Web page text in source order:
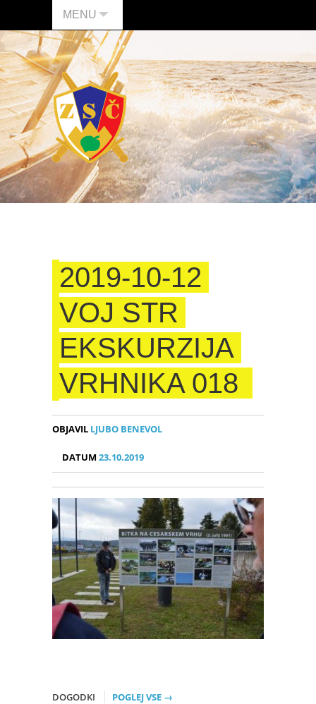
MENU
2019-10-12
VOJ STR
EKSKURZIJA
VRHNIKA 018
OBJAVIL LJUBO BENEVOL
DATUM23.10.2019
DOGODKI POGLEJ VSE →